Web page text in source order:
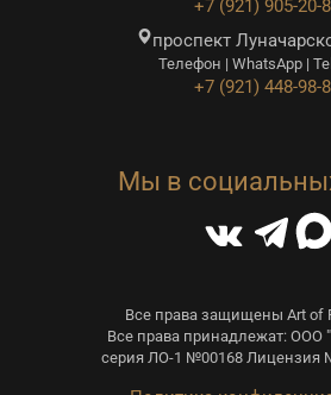
+7 (921) 905-20-
проспект
Телефон | WhatsApp |
+7 (921) 448-98-
Мы в
Все права защищены Art of
Все права принадлежат: ООО
серия ЛО-1 №00168 Лицензия